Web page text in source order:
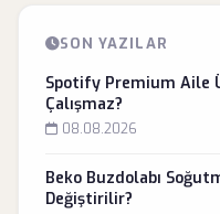
SON YAZILAR
Spotify Premium Aile
Çalışmaz?
08.08.2026
Beko Buzdolabı
Değiştirilir?